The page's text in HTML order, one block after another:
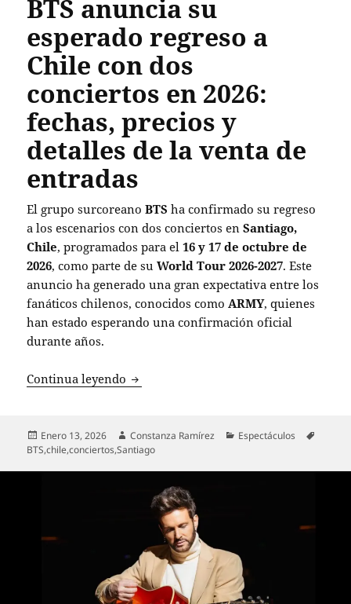
BTS anuncia su
esperado regreso a
Chile con dos
conciertos en 2026:
fechas, precios y
detalles de la venta de
entradas
El grupo surcoreanoBTS ha confirmado su regreso
a los escenarios con dos conciertos enSantiago,
Chile, programados para el16 y 17 de octubre de
2026, como parte de suWorld Tour 2026-2027. Este
anuncio ha generado una gran expectativa entre los
fanáticos chilenos, conocidos comoARMY, quienes
han estado esperando una confirmación oficial
durante años.
Continua leyendo BTS anuncia su esperado regreso a
Publicado
el
Enero 13, 2026 Autor
Constanza Ramírez Categorías
Espectáculos
BTS,chile,conciertos,Santiago